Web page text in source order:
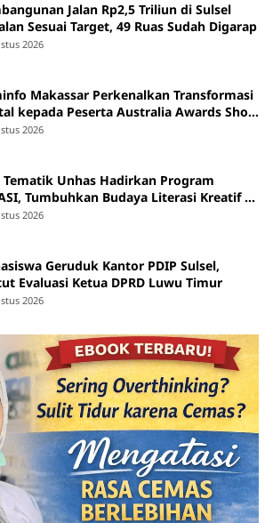
Jalan Rp2,5 Triliun di Sulsel
Sesuai Target, 49 Ruas Sudah Digarap
2026
Makassar Perkenalkan Transformasi
kepada Peserta Australia Awards Short
2026
Tematik Unhas Hadirkan Program
Tumbuhkan Budaya Literasi Kreatif di
47 Alluka Takalar
2026
Geruduk Kantor PDIP Sulsel,
Evaluasi Ketua DPRD Luwu Timur
2026